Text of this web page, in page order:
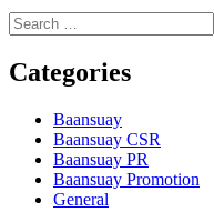
Search
for:
Categories
Baansuay
Baansuay CSR
Baansuay PR
Baansuay Promotion
General